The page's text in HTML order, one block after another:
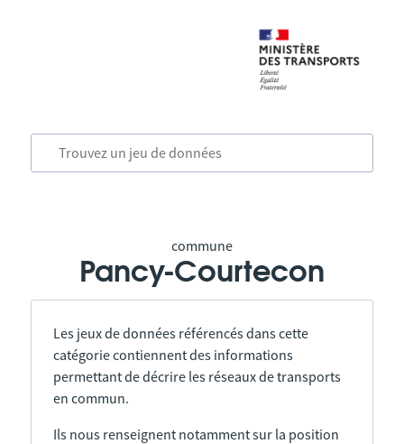
commune
Pancy-Courtecon
Les jeux de données référencés dans cette
catégorie contiennent des informations
permettant de décrire les réseaux de transports
en commun.
Ils nous renseignent notamment sur la position